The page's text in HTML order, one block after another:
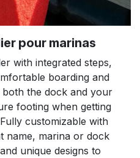
pour marinas
with integrated steps,
boarding and
the dock and your
footing when getting
customizable with
name, marina or dock
unique designs to